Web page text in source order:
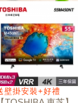
禮贈
壁掛安裝+好禮